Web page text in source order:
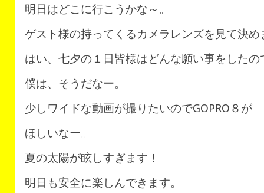
明日はどこに行こうかな～。
ゲスト様の持ってくるカメラレンズを見て決め
はい、七夕の１日皆様はどんな願い事をしたの
僕は、そうだなー。
少しワイドな動画が撮りたいのでGOPRO８が
ほしいなー。
夏の太陽が眩しすぎます！
明日も安全に楽しんできます。